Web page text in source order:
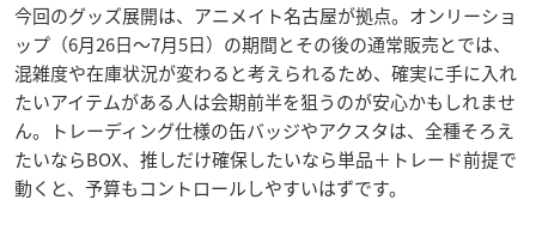
今回のグッズ展開は、アニメイト名古屋が拠点。オンリーショ
ップ（6月26日〜7月5日）の期間とその後の通常販売とでは、
混雑度や在庫状況が変わると考えられるため、確実に手に入れ
たいアイテムがある人は会期前半を狙うのが安心かもしれませ
ん。トレーディング仕様の缶バッジやアクスタは、全種そろえ
たいならBOX、推しだけ確保したいなら単品＋トレード前提で
動くと、予算もコントロールしやすいはずです。